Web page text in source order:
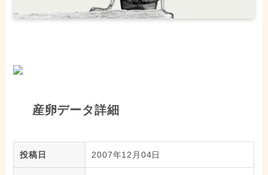
産卵データ詳細
投稿日 2007年12月04日